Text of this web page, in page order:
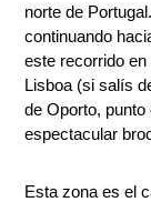
norte de
continuando
este recorrido
Lisboa (si salís
deOporto, punto
espectacular
Esta zona es el